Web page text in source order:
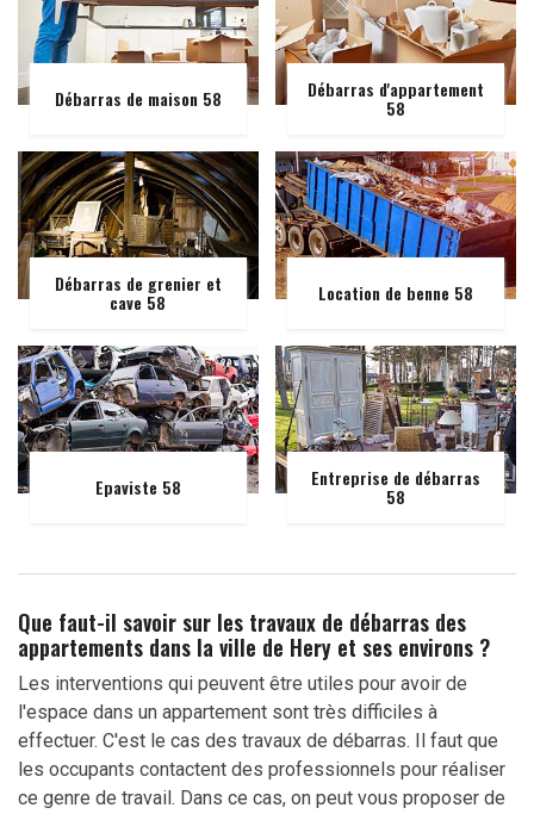
Débarras de maison 58 Débarras d'appartement
58
Débarras de grenier et
cave 58 Location de benne 58
Epaviste 58 Entreprise de débarras
58
Que faut-il savoir sur les travaux de débarras des
appartements dans la ville de Hery et ses environs ?
Les interventions qui peuvent être utiles pour avoir de
l'espace dans un appartement sont très difficiles à
effectuer. C'est le cas des travaux de débarras. Il faut que
les occupants contactent des professionnels pour réaliser
ce genre de travail. Dans ce cas, on peut vous proposer de